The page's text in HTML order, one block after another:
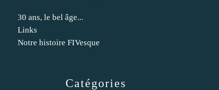
Catégories
30 ans, le bel âge...
Links
Notre histoire FIVesque